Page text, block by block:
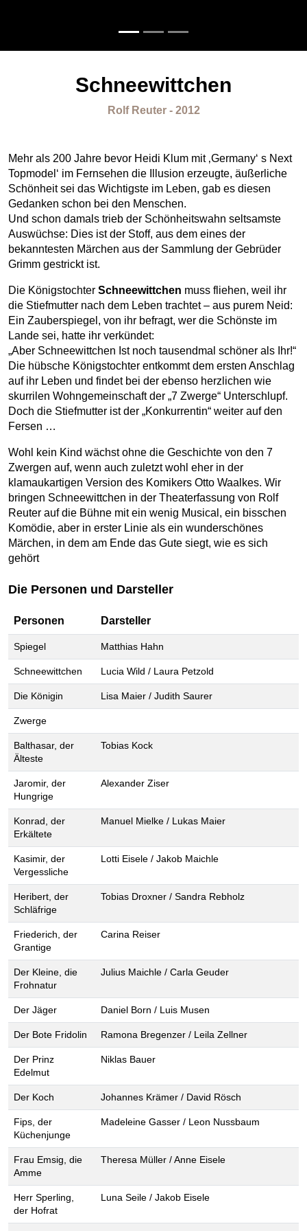
Schneewittchen
Rolf Reuter - 2012
Mehr als 200 Jahre bevor Heidi Klum mit ‚Germany‘ s Next
Topmodel‘ im Fernsehen die Illusion erzeugte, äußerliche
Schönheit sei das Wichtigste im Leben, gab es diesen
Gedanken schon bei den Menschen.
Und schon damals trieb der Schönheitswahn seltsamste
Auswüchse: Dies ist der Stoff, aus dem eines der
bekanntesten Märchen aus der Sammlung der Gebrüder
Grimm gestrickt ist.
Die Königstochter Schneewittchen muss fliehen, weil ihr
die Stiefmutter nach dem Leben trachtet – aus purem Neid:
Ein Zauberspiegel, von ihr befragt, wer die Schönste im
Lande sei, hatte ihr verkündet:
„Aber Schneewittchen Ist noch tausendmal schöner als Ihr!“
Die hübsche Königstochter entkommt dem ersten Anschlag
auf ihr Leben und findet bei der ebenso herzlichen wie
skurrilen Wohngemeinschaft der „7 Zwerge“ Unterschlupf.
Doch die Stiefmutter ist der „Konkurrentin“ weiter auf den
Fersen …
Wohl kein Kind wächst ohne die Geschichte von den 7
Zwergen auf, wenn auch zuletzt wohl eher in der
klamaukartigen Version des Komikers Otto Waalkes. Wir
bringen Schneewittchen in der Theaterfassung von Rolf
Reuter auf die Bühne mit ein wenig Musical, ein bisschen
Komödie, aber in erster Linie als ein wunderschönes
Märchen, in dem am Ende das Gute siegt, wie es sich
gehört
Die Personen und Darsteller
Personen Darsteller
Spiegel Matthias Hahn
Schneewittchen Lucia Wild / Laura Petzold
Die Königin Lisa Maier / Judith Saurer
Zwerge
Balthasar, der
Älteste
Tobias Kock
Jaromir, der
Hungrige
Alexander Ziser
Konrad, der
Erkältete
Manuel Mielke / Lukas Maier
Kasimir, der
Vergessliche
Lotti Eisele / Jakob Maichle
Heribert, der
Schläfrige
Tobias Droxner / Sandra Rebholz
Friederich, der
Grantige
Carina Reiser
Der Kleine, die
Frohnatur
Julius Maichle / Carla Geuder
Der Jäger Daniel Born / Luis Musen
Der Bote Fridolin Ramona Bregenzer / Leila Zellner
Der Prinz
Edelmut
Niklas Bauer
Der Koch Johannes Krämer / David Rösch
Fips, der
Küchenjunge
Madeleine Gasser / Leon Nussbaum
Frau Emsig, die
Amme
Theresa Müller / Anne Eisele
Herr Sperling,
der Hofrat
Luna Seile / Jakob Eisele